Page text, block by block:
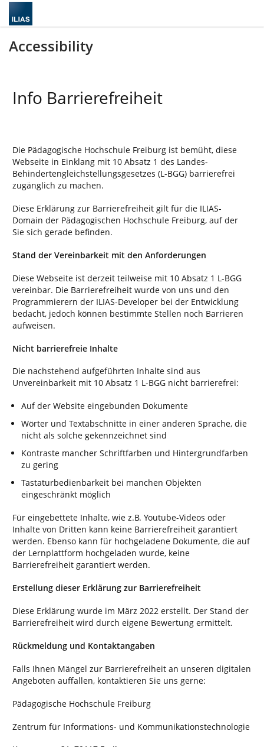
Accessibility
Info Barrierefreiheit
Die Pädagogische Hochschule Freiburg ist bemüht, diese
Webseite in Einklang mit 10 Absatz 1 des Landes-
Behindertengleichstellungsgesetzes (L-BGG) barrierefrei
zugänglich zu machen.
Diese Erklärung zur Barrierefreiheit gilt für die ILIAS-
Domain der Pädagogischen Hochschule Freiburg, auf der
Sie sich gerade befinden.
Stand der Vereinbarkeit mit den Anforderungen
Diese Webseite ist derzeit teilweise mit 10 Absatz 1 L-BGG
vereinbar. Die Barrierefreiheit wurde von uns und den
Programmierern der ILIAS-Developer bei der Entwicklung
bedacht, jedoch können bestimmte Stellen noch Barrieren
aufweisen.
Nicht barrierefreie Inhalte
Die nachstehend aufgeführten Inhalte sind aus
Unvereinbarkeit mit 10 Absatz 1 L-BGG nicht barrierefrei:
Auf der Website eingebunden Dokumente
Wörter und Textabschnitte in einer anderen Sprache, die
nicht als solche gekennzeichnet sind
Kontraste mancher Schriftfarben und Hintergrundfarben
zu gering
Tastaturbedienbarkeit bei manchen Objekten
eingeschränkt möglich
Für eingebettete Inhalte, wie z.B. Youtube-Videos oder
Inhalte von Dritten kann keine Barrierefreiheit garantiert
werden. Ebenso kann für hochgeladene Dokumente, die auf
der Lernplattform hochgeladen wurde, keine
Barrierefreiheit garantiert werden.
Erstellung dieser Erklärung zur Barrierefreiheit
Diese Erklärung wurde im März 2022 erstellt. Der Stand der
Barrierefreiheit wird durch eigene Bewertung ermittelt.
Rückmeldung und Kontaktangaben
Falls Ihnen Mängel zur Barrierefreiheit an unseren digitalen
Angeboten auffallen, kontaktieren Sie uns gerne:
Pädagogische Hochschule Freiburg
Zentrum für Informations- und Kommunikationstechnologie